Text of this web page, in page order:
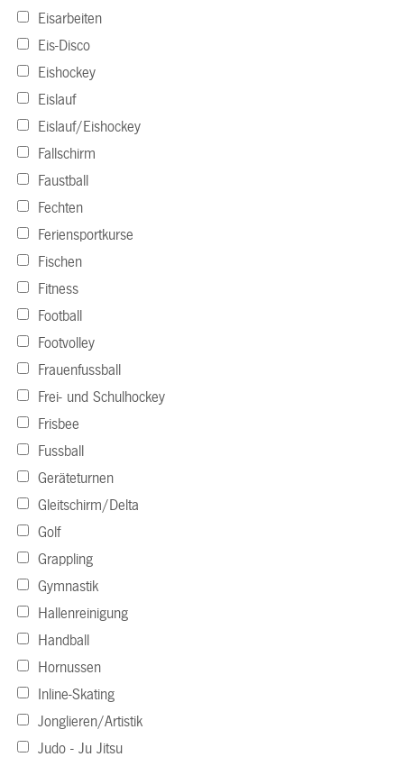
Eisarbeiten
Eis-Disco
Eishockey
Eislauf
Eislauf/Eishockey
Fallschirm
Faustball
Fechten
Feriensportkurse
Fischen
Fitness
Football
Footvolley
Frauenfussball
Frei- und Schulhockey
Frisbee
Fussball
Geräteturnen
Gleitschirm/Delta
Golf
Grappling
Gymnastik
Hallenreinigung
Handball
Hornussen
Inline-Skating
Jonglieren/Artistik
Judo - Ju Jitsu